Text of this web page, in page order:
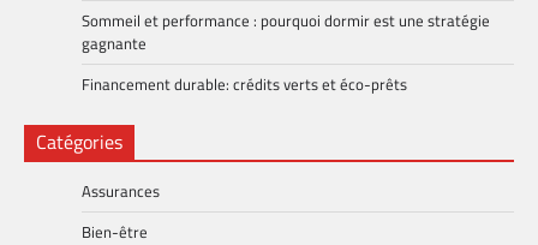
Sommeil et performance : pourquoi dormir est une stratégie
gagnante
Financement durable: crédits verts et éco-prêts
Catégories
Assurances
Bien-être